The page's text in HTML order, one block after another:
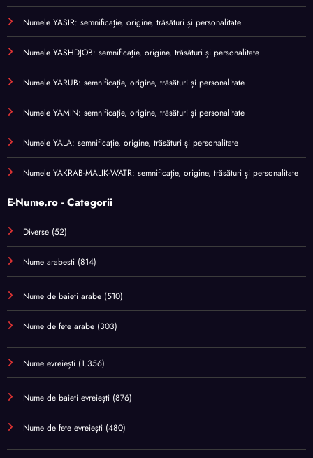
Numele YASIR: semnificație, origine, trăsături și personalitate
Numele YASHDJOB: semnificație, origine, trăsături și personalitate
Numele YARUB: semnificație, origine, trăsături și personalitate
Numele YAMIN: semnificație, origine, trăsături și personalitate
Numele YALA: semnificație, origine, trăsături și personalitate
Numele YAKRAB-MALIK-WATR: semnificație, origine, trăsături și personalitate
E-Nume.ro - Categorii
Diverse (52)
Nume arabesti (814)
Nume de baieti arabe (510)
Nume de fete arabe (303)
Nume evreiești (1.356)
Nume de baieti evreiești (876)
Nume de fete evreiești (480)